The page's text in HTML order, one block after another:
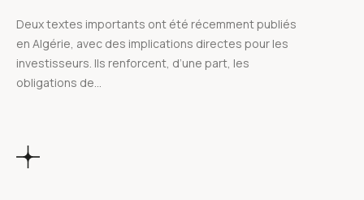
Deux textes importants ont été récemment publiés
en Algérie, avec des implications directes pour les
investisseurs. Ils renforcent, d’une part, les
obligations de...